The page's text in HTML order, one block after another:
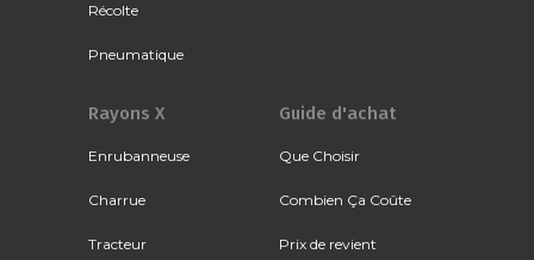
Récolte
Pneumatique
Rayons X
Enrubanneuse
Charrue
Tracteur
Guide d'achat
Que Choisir
Combien Ça Coûte
Prix de revient